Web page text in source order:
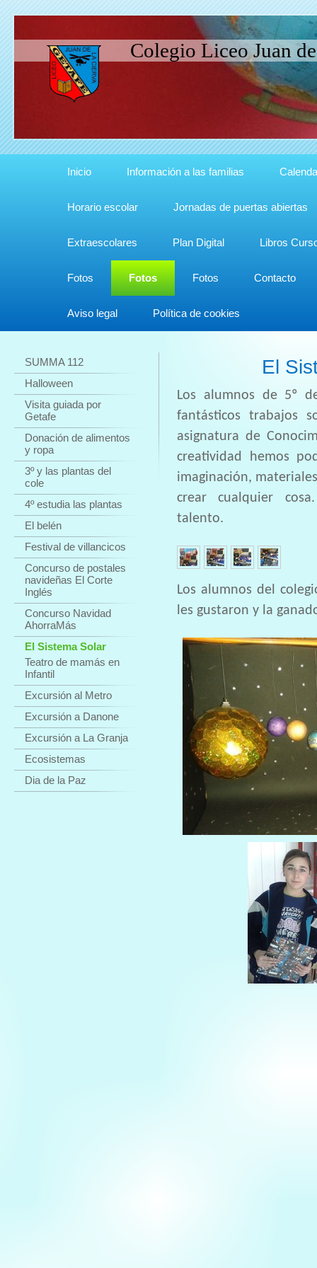
Colegio Liceo Juan
Inicio Información a las familias
Horario escolar Jornadas de puertas abiertas
Extraescolares Plan Digital Libros
Fotos Fotos Fotos Contacto
Aviso legal Política de cookies
SUMMA 112
Halloween
Visita guiada por
Getafe
Donación de alimentos
y ropa
3º y las plantas del
cole
4º estudia las plantas
El belén
Festival de villancicos
Concurso de postales
navideñas El Corte
Inglés
Concurso Navidad
AhorraMás
El Sistema Solar
Teatro de mamás en
Infantil
Excursión al Metro
Excursión a Danone
Excursión a La Granja
Ecosistemas
Dia de la Paz
El
Los alumnos de 5º
fantásticos trabajos
asignatura de
creatividad hemos
imaginación,
crear cualquier
talento.
Los alumnos del
les gustaron y la